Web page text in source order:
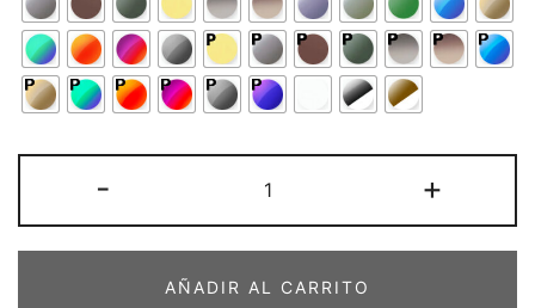
-
Dispatch
62-
cantidad
+
AÑADIR AL CARRITO